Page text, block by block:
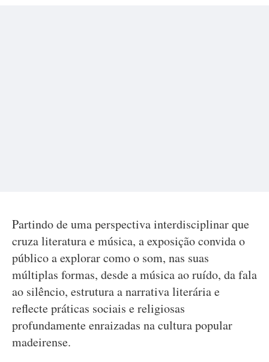
Partindo de uma perspectiva interdisciplinar que
cruza literatura e música, a exposição convida o
público a explorar como o som, nas suas
múltiplas formas, desde a música ao ruído, da fala
ao silêncio, estrutura a narrativa literária e
reflecte práticas sociais e religiosas
profundamente enraizadas na cultura popular
madeirense.